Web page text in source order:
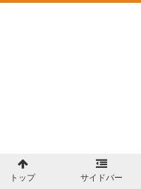
トップ サイドバー